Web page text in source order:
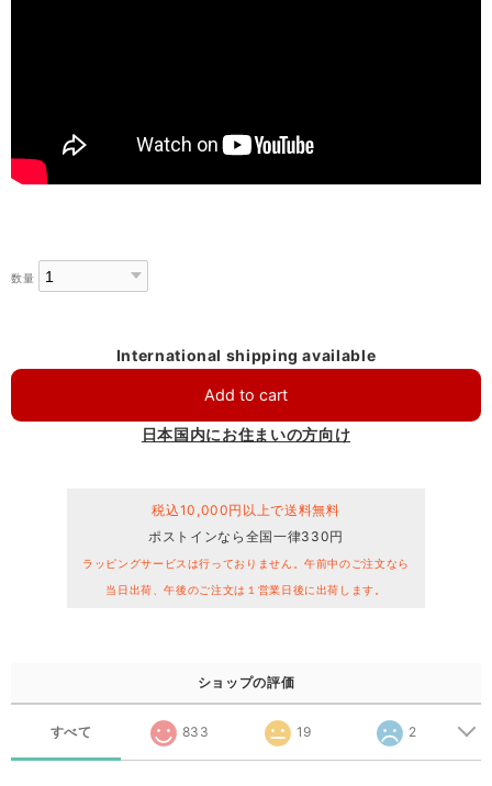
数量
International shipping available
Add to cart
日本国内にお住まいの方向け
税込10,000円以上で送料無料
ポストインなら全国一律330円
ラッピングサービスは行っておりません。午前中のご注文なら
当日出荷、午後のご注文は１営業日後に出荷します。
ショップの評価
すべて 833 19 2